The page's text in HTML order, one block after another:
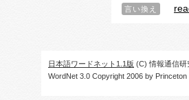
言い換え
日本語ワードネット1.1版 (C) 情報通信研
WordNet 3.0 Copyright 2006 by